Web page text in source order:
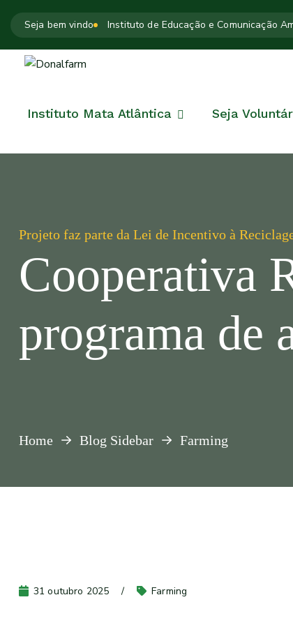
Seja bem vindo Instituto de Educação e Comunicação
Instituto Mata Atlântica Seja
Projeto faz parte da Lei de Incentivo à
Cooperativa
programa de
Home Blog Sidebar Farming
31 outubro 2025 Farming